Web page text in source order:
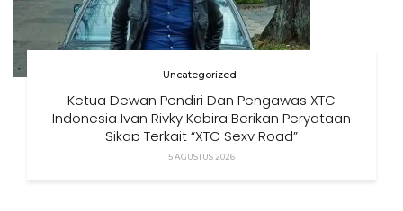
Uncategorized
Ketua Dewan Pendiri Dan Pengawas XTC
Indonesia Ivan Rivky Kabira Berikan Peryataan
Sikap Terkait “XTC Sexy Road”
5 AGUSTUS 2026